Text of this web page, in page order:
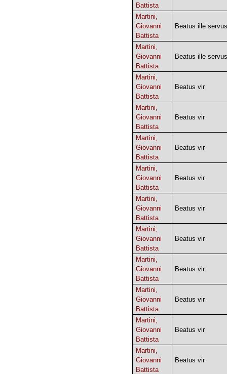
Battista
Martini,
Giovanni
Battista
Beatus ille servus
Martini,
Giovanni
Battista
Beatus ille servus
Martini,
Giovanni
Battista
Beatus vir
Martini,
Giovanni
Battista
Beatus vir
Martini,
Giovanni
Battista
Beatus vir
Martini,
Giovanni
Battista
Beatus vir
Martini,
Giovanni
Battista
Beatus vir
Martini,
Giovanni
Battista
Beatus vir
Martini,
Giovanni
Battista
Beatus vir
Martini,
Giovanni
Battista
Beatus vir
Martini,
Giovanni
Battista
Beatus vir
Martini,
Giovanni
Battista
Beatus vir